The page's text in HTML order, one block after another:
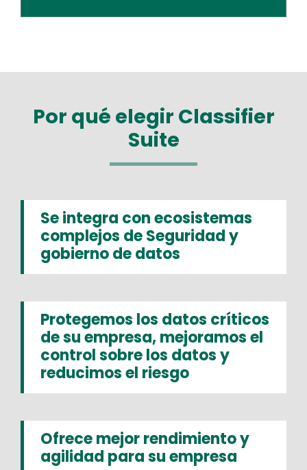
Por qué elegir Classifier
Suite
Se integra con ecosistemas
complejos de Seguridad y
gobierno de datos
Protegemos los datos críticos
de su empresa, mejoramos el
control sobre los datos y
reducimos el riesgo
Ofrece mejor rendimiento y
agilidad para su empresa